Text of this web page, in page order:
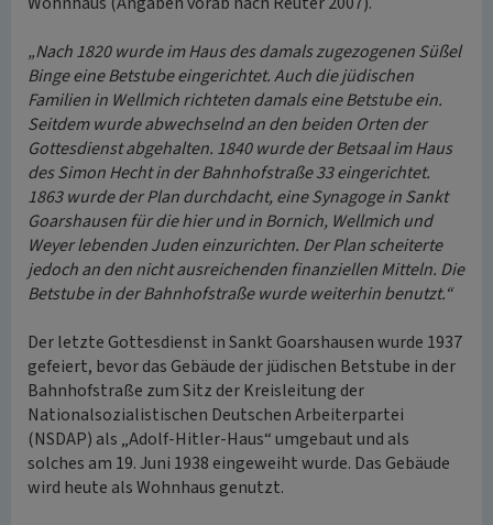
„Nach 1820 wurde im Haus des damals zugezogenen Süßel
Binge eine Betstube eingerichtet. Auch die jüdischen
Familien in Wellmich richteten damals eine Betstube ein.
Seitdem wurde abwechselnd an den beiden Orten der
Gottesdienst abgehalten. 1840 wurde der Betsaal im Haus
des Simon Hecht in der Bahnhofstraße 33 eingerichtet.
1863 wurde der Plan durchdacht, eine Synagoge in Sankt
Goarshausen für die hier und in Bornich, Wellmich und
Weyer lebenden Juden einzurichten. Der Plan scheiterte
jedoch an den nicht ausreichenden finanziellen Mitteln. Die
Betstube in der Bahnhofstraße wurde weiterhin benutzt.“
Der letzte Gottesdienst in Sankt Goarshausen wurde 1937
gefeiert, bevor das Gebäude der jüdischen Betstube in der
Bahnhofstraße zum Sitz der Kreisleitung der
Nationalsozialistischen Deutschen Arbeiterpartei
(NSDAP) als „Adolf-Hitler-Haus“ umgebaut und als
solches am 19. Juni 1938 eingeweiht wurde. Das Gebäude
wird heute als Wohnhaus genutzt.